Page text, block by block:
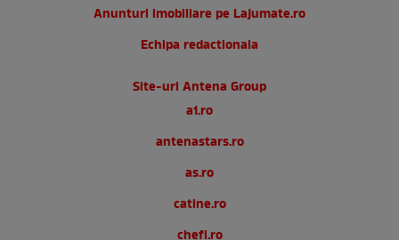
Anunturi imobiliare pe Lajumate.ro
Echipa redactionala
Site-uri Antena Group
a1.ro
antenastars.ro
as.ro
catine.ro
chefi.ro